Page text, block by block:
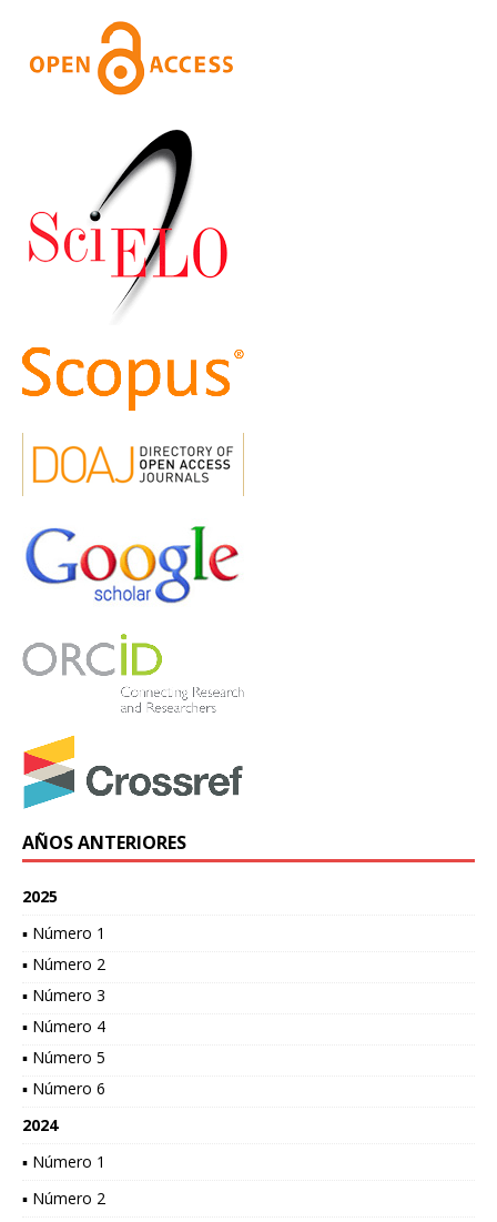
AÑOS ANTERIORES
2025
▪ Número 1
▪ Número 2
▪ Número 3
▪ Número 4
▪ Número 5
▪ Número 6
2024
▪ Número 1
▪ Número 2